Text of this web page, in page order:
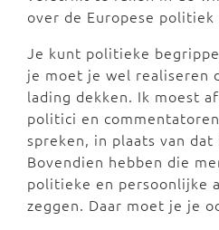
over de Europese
Je kunt politieke
je moet je wel realiseren
lading dekken. Ik moest
politici en
spreken, in plaats van dat
Bovendien hebben die
politieke en persoonlijke
zeggen. Daar moet je je